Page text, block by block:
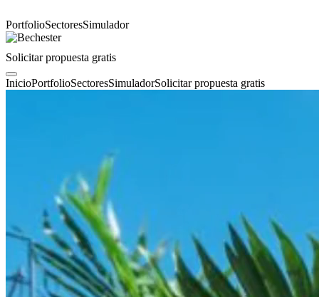
PortfolioSectoresSimulador
Solicitar propuesta gratis
InicioPortfolioSectoresSimuladorSolicitar propuesta gratis